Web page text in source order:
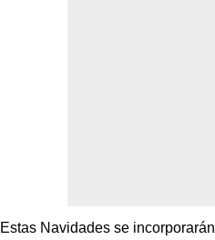
Estas Navidades se incorporarán